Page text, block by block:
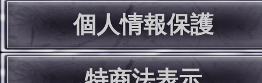
個人情報保護